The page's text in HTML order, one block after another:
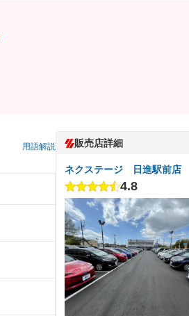
用語解説 販売店詳細
ネクステージ 日進駅前店
4.8